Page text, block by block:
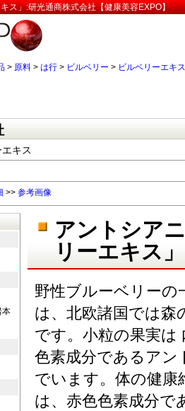
ス」:研光通商株式会社【健康美容EXPO】
> 原料 > は行 > ビルベリー > ビルベリーエキス
キス
>> 参考画像
アントシア
リーエキス」
野性ブルーベリーの
は、北欧諸国では森
です。小粒の果実は
色素成分であるアン
でいます。体の健
は、赤色色素成分
本